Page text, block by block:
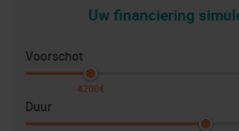
Uw financiering
Voorschot
4200€
Duur